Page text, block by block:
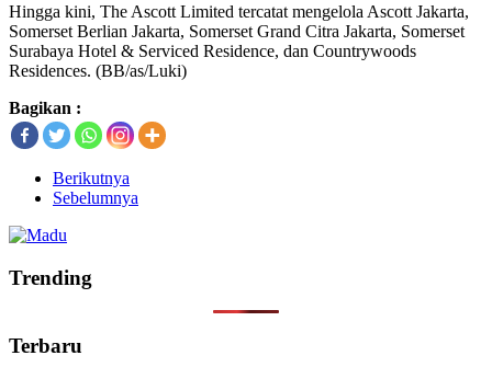
Hingga kini, The Ascott Limited tercatat mengelola Ascott Jakarta,
Somerset Berlian Jakarta, Somerset Grand Citra Jakarta, Somerset
Surabaya Hotel & Serviced Residence, dan Countrywoods
Residences. (BB/as/Luki)
Bagikan :
Berikutnya
Sebelumnya
Trending
Terbaru